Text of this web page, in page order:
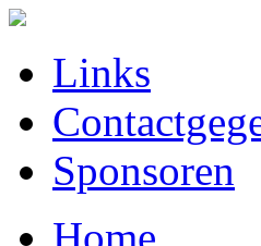
Links
Sponsoren